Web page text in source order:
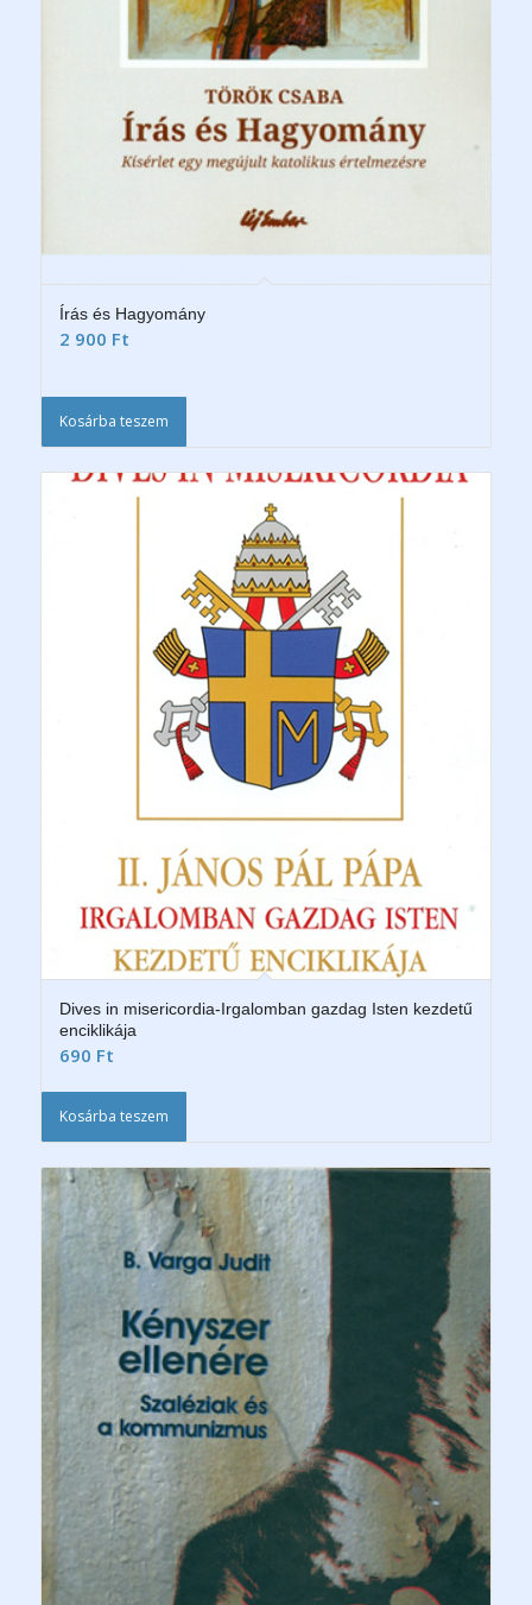
Írás és Hagyomány
2 900 Ft
Kosárba teszem
Dives in misericordia-Irgalomban gazdag Isten kezdetű
enciklikája
690 Ft
Kosárba teszem